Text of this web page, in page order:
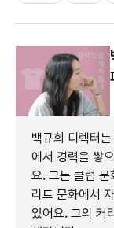
백규희 디렉터
에서 경력을 쌓
요. 그는 클럽 문
리트 문화에서
있어요. 그의 커